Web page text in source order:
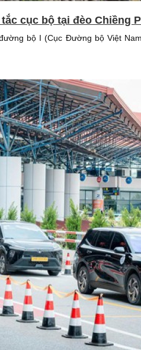
cục bộ tại đèo Chiềng
bộ I (Cục Đường bộ Việt